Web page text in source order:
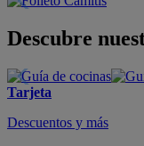
Descubre
Tarjeta
Descuentos y más